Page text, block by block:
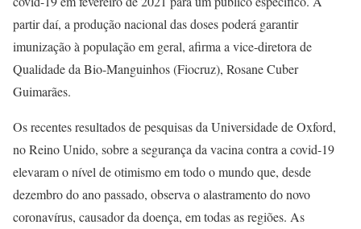
partir daí, a produção nacional das doses poderá garantir
imunização à população em geral, afirma a vice-diretora de
Qualidade da Bio-Manguinhos (Fiocruz), Rosane Cuber
Guimarães.
Os recentes resultados de pesquisas da Universidade de Oxford,
no Reino Unido, sobre a segurança da vacina contra a covid-19
elevaram o nível de otimismo em todo o mundo que, desde
dezembro do ano passado, observa o alastramento do novo
coronavírus, causador da doença, em todas as regiões. As